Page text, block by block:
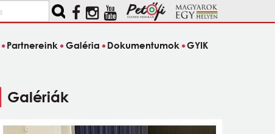
Partnereink Galéria Dokumentumok GYIK
Galériák